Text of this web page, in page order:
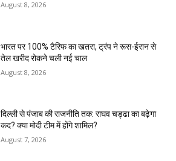
August 8, 2026
भारत पर 100% टैरिफ का खतरा, ट्रंप ने रूस-ईरान से
तेल खरीद रोकने चली नई चाल
August 8, 2026
दिल्ली से पंजाब की राजनीति तक: राघव चड्ढा का बढ़ेगा
कद? क्या मोदी टीम में होंगे शामिल?
August 7, 2026